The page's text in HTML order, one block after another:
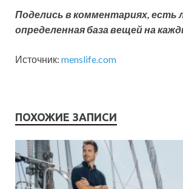
Поделись в комментариях, есть
определенная база вещейна
Источник: menslife.com
ПОХОЖИЕ ЗАПИСИ